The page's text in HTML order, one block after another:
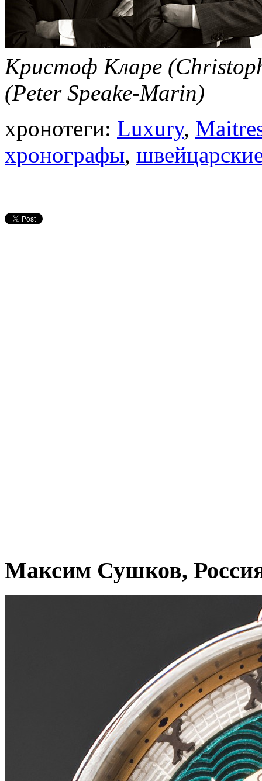
Кристоф Кларе
(Peter Speake-Marin)
хронотеги: Luxury,
хронографы,
Максим Сушков,